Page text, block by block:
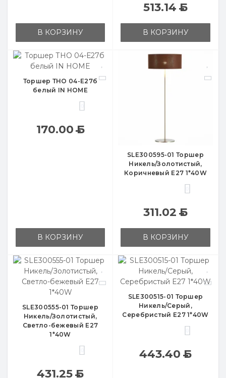
В КОРЗИНУ
513.14Б
В КОРЗИНУ
Торшер ТНО 04-Е27б
белый IN HOME
170.00Б
В КОРЗИНУ
SLE300595-01 Торшер
Никель/Золотистый,
Коричневый E27 1*40W
311.02Б
В КОРЗИНУ
SLE300555-01 Торшер
Никель/Золотистый,
Светло-бежевый E27
1*40W
431.25Б
SLE300515-01 Торшер
Никель/Серый,
Серебристый E27 1*40W
443.40Б